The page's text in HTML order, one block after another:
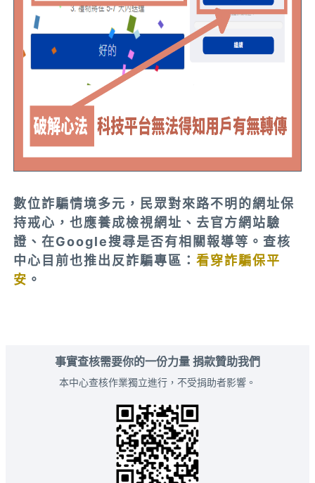
數位詐騙情境多元，民眾對來路不明的網址保
持戒心，也應養成檢視網址、去官方網站驗
證、在Google搜尋是否有相關報導等。查核
中心目前也推出反詐騙專區：看穿詐騙保平
安 。
事實查核需要你的一份力量 捐款贊助我們
本中心查核作業獨立進行，不受捐助者影響。